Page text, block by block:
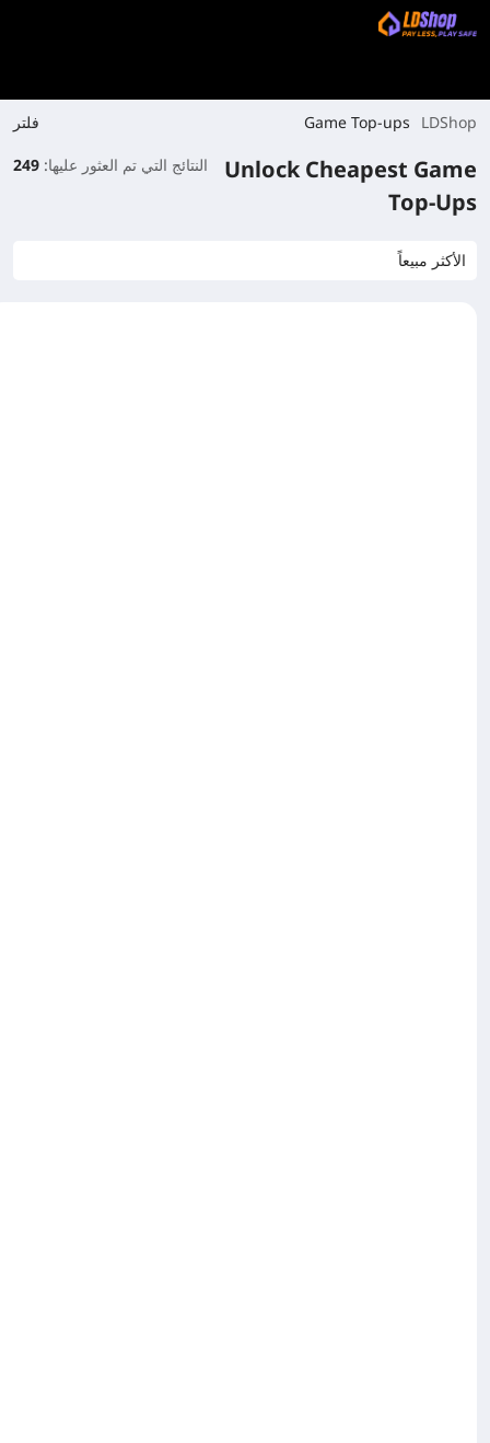
LDShop
Game Top-ups فلتر
Unlock Cheapest Game
Top-Ups
النتائج التي تم العثور عليها: 249
الأكثر مبيعاً